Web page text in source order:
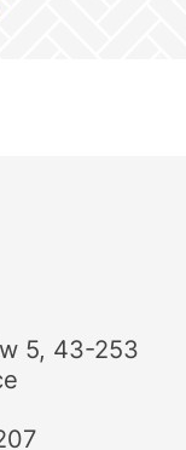
5, 43-253